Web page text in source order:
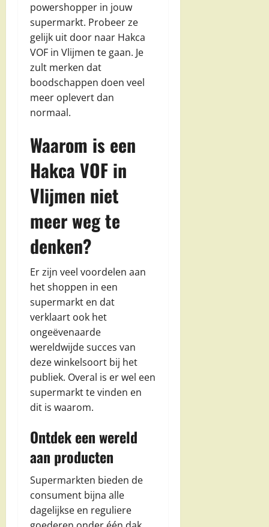
powershopper in jouw
supermarkt. Probeer ze
gelijk uit door naar Hakca
VOF in Vlijmen te gaan. Je
zult merken dat
boodschappen doen veel
meer oplevert dan
normaal.
Waarom is een
Hakca VOF in
Vlijmen niet
meer weg te
denken?
Er zijn veel voordelen aan
het shoppen in een
supermarkt en dat
verklaart ook het
ongeëvenaarde
wereldwijde succes van
deze winkelsoort bij het
publiek. Overal is er wel een
supermarkt te vinden en
dit is waarom.
Ontdek een wereld
aan producten
Supermarkten bieden de
consument bijna alle
dagelijkse en reguliere